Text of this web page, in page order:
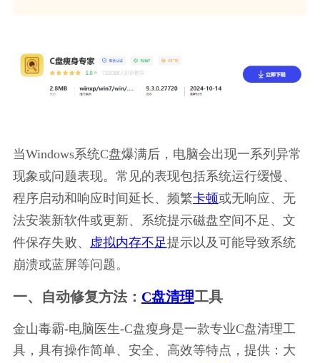
当Windows系统C盘爆满后，电脑会出现一系列异常
现象或问题表现。常见的表现包括系统运行缓慢、
程序启动和响应时间延长、频繁卡顿或无响应、无
法安装新软件或更新、系统提示磁盘空间不足、文
件保存失败、
虚拟内存不足提示以及可能导致系统
崩溃或蓝屏等问题。
一、自动修复方法： C盘清理工具
金山毒霸-电脑医生-C盘瘦身是一款专业C盘清理工
具，具有操作简单、安全、高效等特点，提供：大